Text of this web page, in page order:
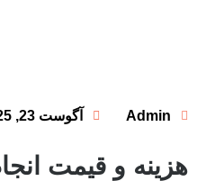
Admin آگوست 23, 2025
هزینه و قیمت